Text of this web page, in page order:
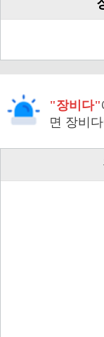
"장비다"
면 장비